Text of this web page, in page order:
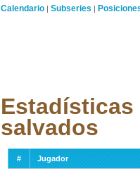
Calendario | Subseries |
salvados
#
Jugador